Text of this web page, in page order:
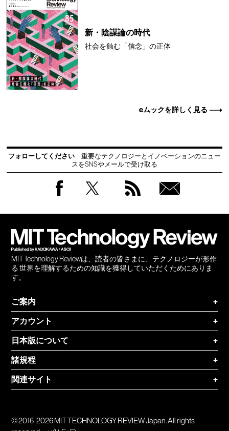
新・陰謀論の時代
社会を蝕む「信念」の正体
eムックを詳しく見る
フォローしてください
重要なテクノロジーとイノベーションのニュー
スをSNSやメールで受け取る
MIT Technology Reviewは、読者の皆さまに、テクノロジーが形作
る 世界を理解するための知識を獲得していただくためにありま
す。
ご案内
+
アカウント
+
日本版について
+
諸規程
+
関連サイト
+
© 2016-2026 MIT TECHNOLOGY REVIEW Japan. All rights